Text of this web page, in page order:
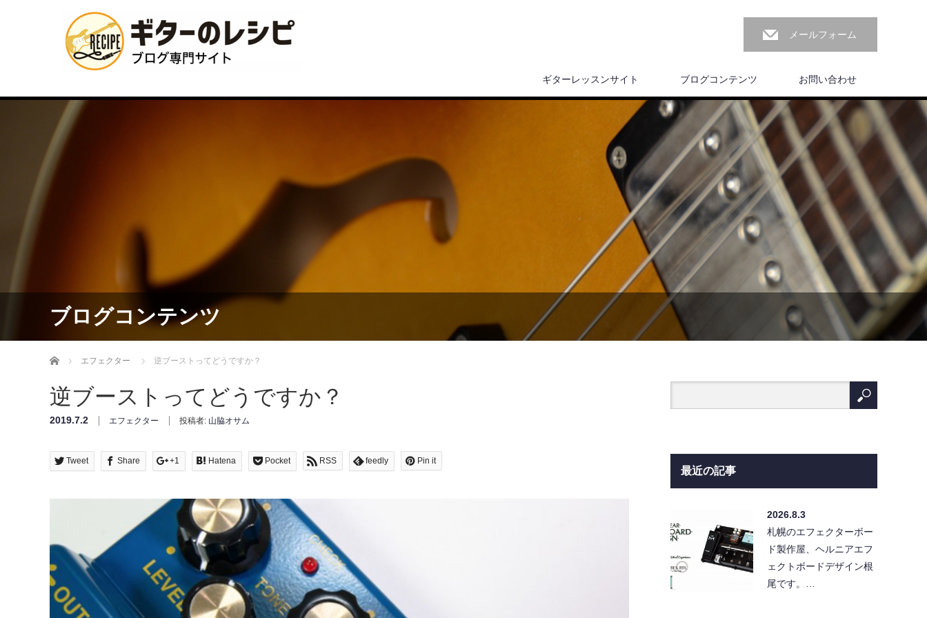
メールフォーム
ギターレッスンサイト ブログコンテンツ お問い合わせ
ブログコンテンツ
Home エフェクター 逆ブーストってどうですか？
逆ブーストってどうですか？
2019.7.2 エフェクター 投稿者: 山脇オサム
Tweet Share +1 Hatena Pocket RSS feedly Pin it
最近の記事
2026.8.3
札幌のエフェクターボー
ド製作屋、ヘルニアエフ
ェクトボードデザイン根
尾です。…